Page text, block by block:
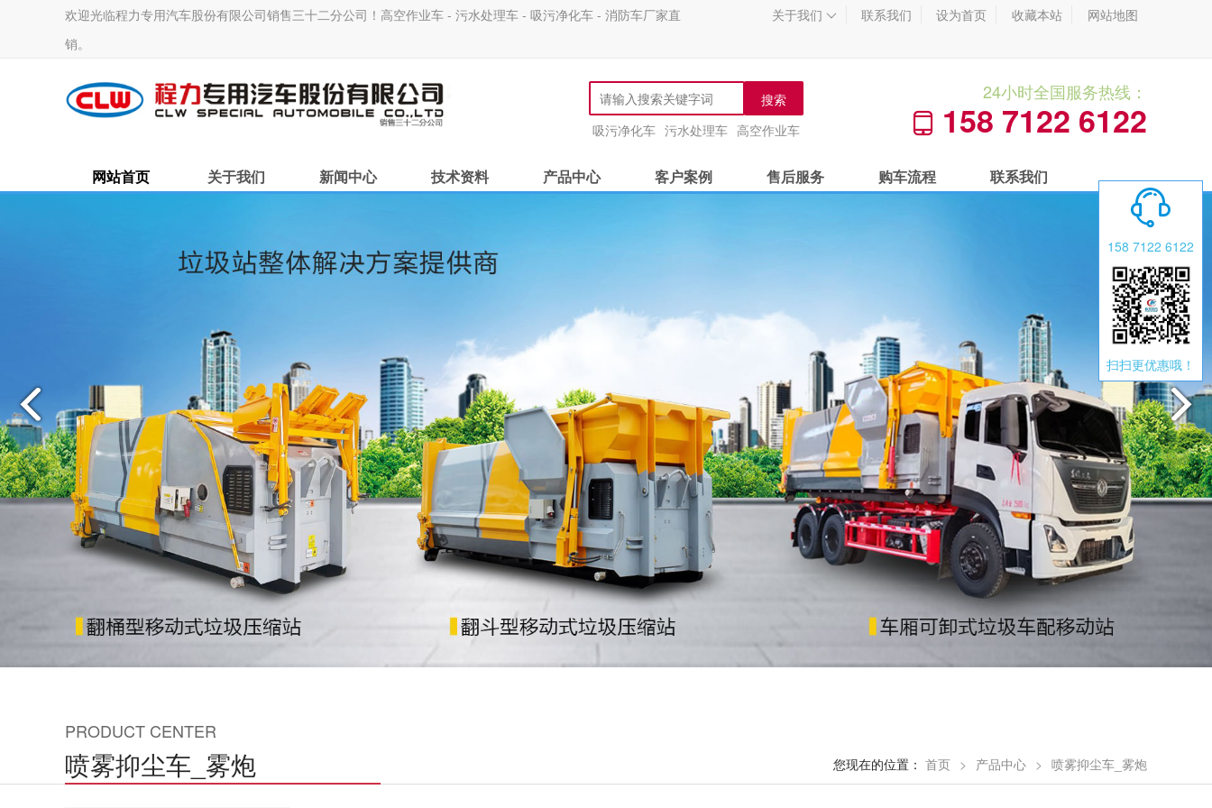
欢迎光临程力专用汽车股份有限公司销售三十二分公司！高空作业车 - 污水处理车 - 吸污净化车 - 消防车厂家直
销。
关于我们  联系我们 设为首页 收藏本站 网站地图
搜索
吸污净化车 污水处理车 高空作业车
24小时全国服务热线：
 158 7122 6122
网站首页 关于我们 新闻中心 技术资料 产品中心 客户案例 售后服务 购车流程 联系我们
PRODUCT CENTER
喷雾抑尘车_雾炮 您现在的位置： 首页 > 产品中心 > 喷雾抑尘车_雾炮

158 7122 6122
扫扫更优惠哦！